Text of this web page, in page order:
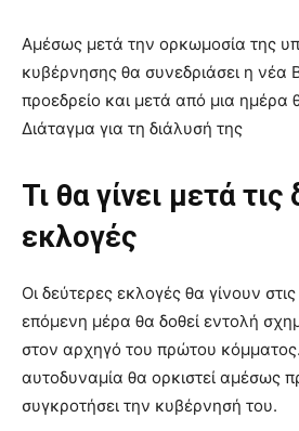
Αμέσως μετά την ορκωμοσία της
κυβέρνησης θα συνεδριάσει η νέα
προεδρείο και μετά από μια ημέρα
Διάταγμα για τη διάλυσή της
Τι θα γίνει μετά
εκλογές
Οι δεύτερες εκλογές θα γίνουν
επόμενη μέρα θα δοθεί εντολή
στον αρχηγό του πρώτου
αυτοδυναμία θα ορκιστεί αμέσως
συγκροτήσει την κυβέρνησή του.